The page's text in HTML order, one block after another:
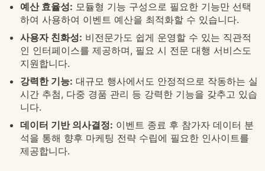
예산 효율성: 모듈형 기능 구성으로 필요한 기능만 선택
하여 사용하여 이벤트 예산을 최적화할 수 있습니다.
사용자 친화성: 비전문가도 쉽게 운영할 수 있는 직관적
인 인터페이스를 제공하며, 필요 시 전문 대행 서비스도
지원합니다.
강력한 기능: 대규모 행사에서도 안정적으로 작동하는 실
시간 추첨, 다중 경품 관리 등 강력한 기능을 갖추고 있습
니다.
데이터 기반 의사결정: 이벤트 종료 후 참가자 데이터 분
석을 통해 향후 마케팅 전략 수립에 필요한 인사이트를
제공합니다.